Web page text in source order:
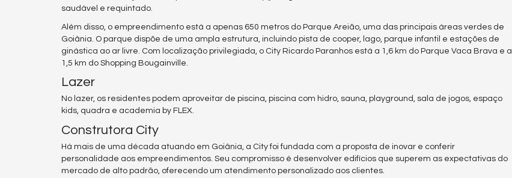
saudável e requintado.
Além disso, o empreendimento está a apenas 650 metros do Parque Areião, uma das principais áreas verdes de
Goiânia. O parque dispõe de uma ampla estrutura, incluindo pista de cooper, lago, parque infantil e estações de
ginástica ao ar livre. Com localização privilegiada, o City Ricardo Paranhos está a 1,6 km do Parque Vaca Brava e a
1,5 km do Shopping Bougainville.
Lazer
No lazer, os residentes podem aproveitar de piscina, piscina com hidro, sauna, playground, sala de jogos, espaço
kids, quadra e academia by FLEX.
Construtora City
Há mais de uma década atuando em Goiânia, a City foi fundada com a proposta de inovar e conferir
personalidade aos empreendimentos. Seu compromisso é desenvolver edifícios que superem as expectativas do
mercado de alto padrão, oferecendo um atendimento personalizado aos clientes.